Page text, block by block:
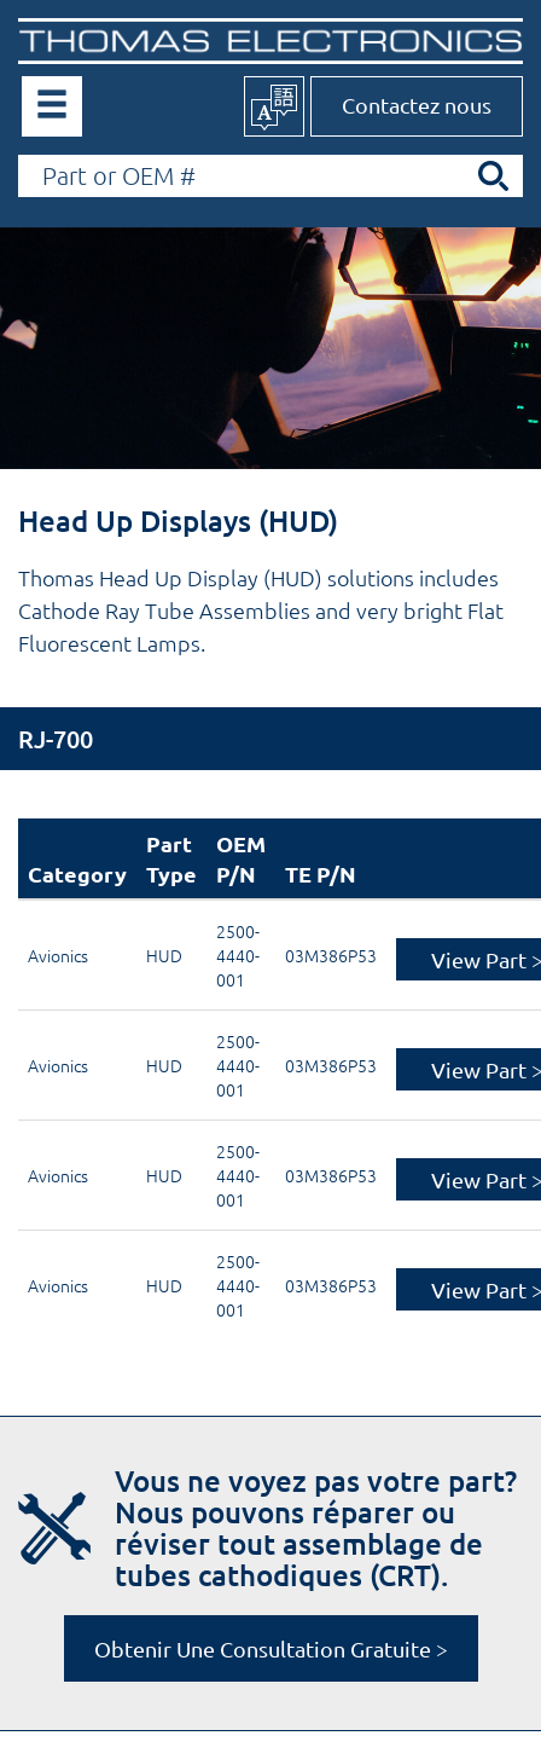
Contactez nous
Head Up Displays (HUD)
Thomas Head Up Display (HUD) solutions includes
Cathode Ray Tube Assemblies and very bright Flat
Fluorescent Lamps.
RJ-700
Category
Part
Type
OEM
P/N
TE P/N
Avionics HUD
2500-
4440-
001
03M386P53 View Part
Avionics HUD
2500-
4440-
001
03M386P53 View Part
Avionics HUD
2500-
4440-
001
03M386P53 View Part
Avionics HUD
2500-
4440-
001
03M386P53 View Part
Vous ne voyez pas votre part?
Nous pouvons réparer ou
réviser tout assemblage de
tubes cathodiques (CRT).
Obtenir Une Consultation Gratuite >